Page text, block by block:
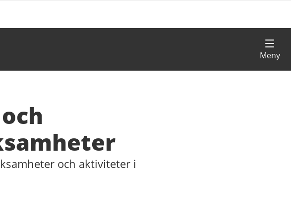
och aktiviteter i